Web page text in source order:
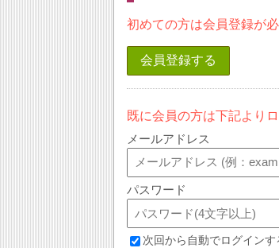
初めての方は会員登録が
会員登録する
既に会員の方は下記より
メールアドレス
パスワード
次回から自動でログインす